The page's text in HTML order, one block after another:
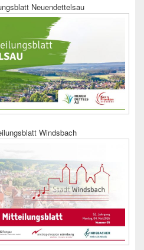
Neuendettelsau
Windsbach